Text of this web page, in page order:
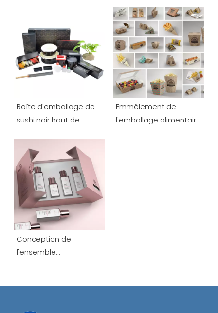
Boîte d'emballage de
sushi noir haut de
gamme
Emmêlement de
l'emballage alimentaire
en papier
Conception de
l'ensemble
d'emballages